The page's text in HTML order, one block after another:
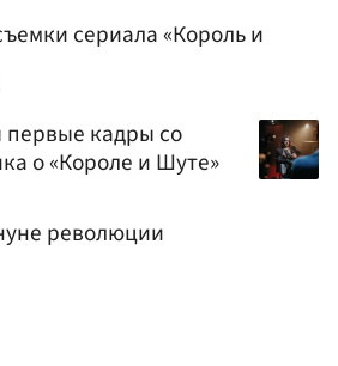
сериала «Король и
кадры со
о «Короле и Шуте»
революции